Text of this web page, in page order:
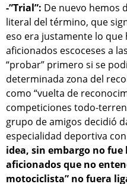
-”Trial”: De nuevo hemos
literal del término, que
eso era justamente lo
aficionados escoceses a
“probar” primero si se
determinada zona del
como “vuelta de
competiciones todo-
grupo de amigos decidió
especialidad deportiva
idea, sin embargo no
aficionados que no
motociclista” no fuera